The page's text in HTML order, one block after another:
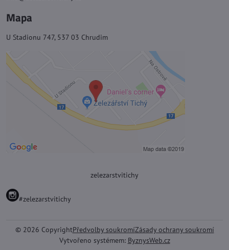
Mapa
U Stadionu 747, 537 03 Chrudim
zelezarstvitichy
#zelezarstvitichy
© 2026 CopyrightPředvolby soukromíZásady ochrany soukromí
Vytvořeno systémem: ByznysWeb.cz